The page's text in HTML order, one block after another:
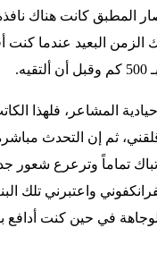
المطبق كانت هناك
البعيد عندما كنت
حيادية المشاعر، فلهذا
ثم إن التحدث
تماماً وترعرع
واعتبرني تلك
الوجاهة في حين كنت